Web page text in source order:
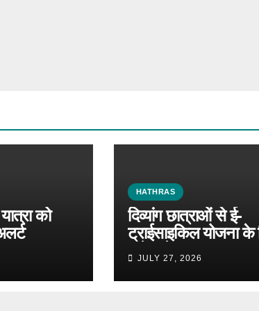
को
HATHRAS
दिव्यांग छात्राओं से ई-
ट्राईसाइकिल योजना के
मांगे आवेदन
JULY 27, 2026